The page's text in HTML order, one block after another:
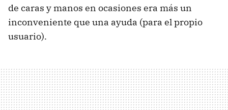
de caras y manos en ocasiones era más un
inconveniente que una ayuda (para el propio
usuario).